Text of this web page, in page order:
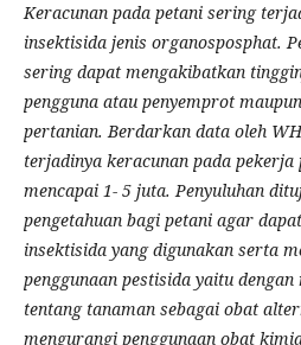
Keracunan pada petani sering
insektisida jenis organosposphat.
sering dapat mengakibatkan
pengguna atau penyemprot
pertanian. Berdarkan data oleh
terjadinya keracunan pada
mencapai 1- 5 juta. Penyuluhan
pengetahuan bagi petani agar
insektisida yang digunakan serta
penggunaan pestisida yaitu
tentang tanaman sebagai obat
mengurangi penggunaan obat